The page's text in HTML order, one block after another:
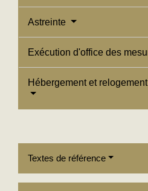
Astreinte
Exécution d'office des
Hébergement et
Textes de référence